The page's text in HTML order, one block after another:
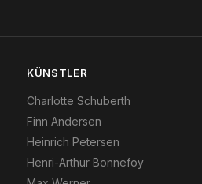
KÜNSTLER
Charlotte Schuberth
Finn Andersen
Heinrich Petersen
Henri-Arthur Bonnefoy